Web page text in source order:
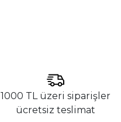
1000 TL üzeri siparişler
ücretsiz teslimat